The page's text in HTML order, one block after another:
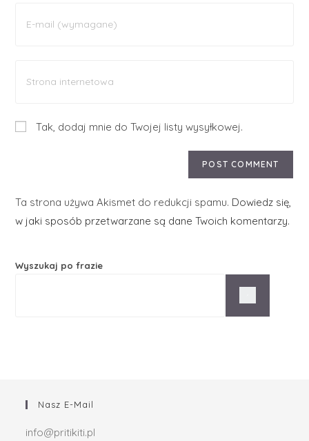
Tak, dodaj mnie do Twojej listy wysyłkowej.
Ta strona używa Akismet do redukcji spamu. Dowiedz się,
w jaki sposób przetwarzane są dane Twoich komentarzy.
Wyszukaj po frazie
Nasz E-Mail
info@pritikiti.pl